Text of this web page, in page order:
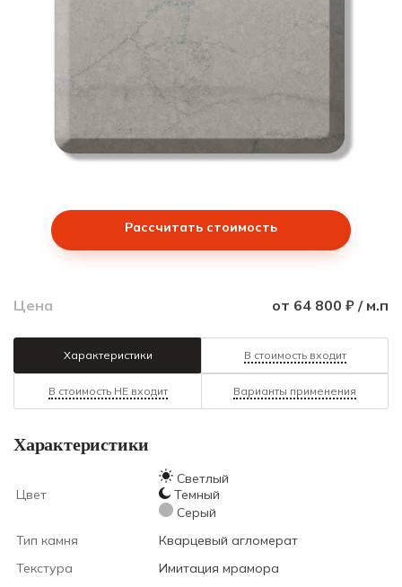
Рассчитать стоимость
Цена от 64 800 ₽ / м.п
Характеристики В стоимость входит
В стоимость НЕ входит Варианты применения
Характеристики
Цвет
Светлый
Темный
Серый
Тип камня
Кварцевый агломерат
Текстура
Имитация мрамора